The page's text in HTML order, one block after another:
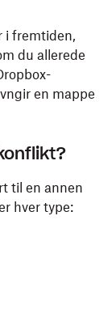
i fremtiden,
du allerede
en mappe
til en annen
hver type: